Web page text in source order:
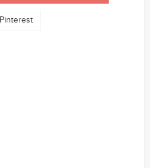
Pinterest